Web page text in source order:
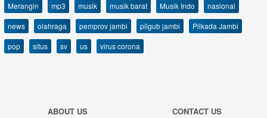
Merangin
mp3 musik musik barat Musik Indo
nasional
news
olahraga pemprov jambi pilgub jambi
Pilkada Jambi
pop
situs sv us virus corona
ABOUT US
CONTACT US